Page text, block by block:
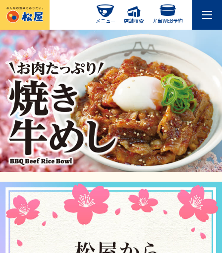
弁当WEB予約
店舗検索
メニュー